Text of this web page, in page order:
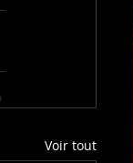
Voir tout